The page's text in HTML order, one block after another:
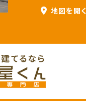
地図を開く